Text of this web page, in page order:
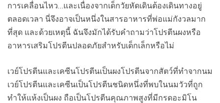
การเคลื่อนไหว…และเนื่องจากเด็กวัยหัดเดินต้องเดินทางอยู่
ตลอดเวลา นี่จึงอาจเป็นหนึ่งในสารอาหารที่พ่อแม่กังวลมาก
ที่สุด และด้วยเหตุนี้ ฉันจึงมักได้รับคำถามว่าโปรตีนผงหรือ
อาหารเสริมโปรตีนปลอดภัยสำหรับเด็กเล็กหรือไม่
เวย์โปรตีนและเคซีนโปรตีนเป็นผงโปรตีนจากสัตว์ที่ทำจากนม
เวย์โปรตีนและเคซีนเป็นโปรตีนชนิดหนึ่งที่พบในนมวัวที่ถูก
ทำให้แห้งเป็นผง ถือเป็นโปรตีนคุณภาพสูงที่มีกรดอะมิโน